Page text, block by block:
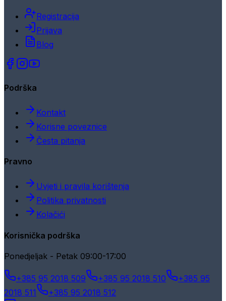
Registracija
Prijava
Blog
Podrška
Kontakt
Korisne poveznice
Česta pitanja
Pravno
Uvjeti i pravila korištenja
Politika privatnosti
Kolačići
Korisnička podrška
Ponedjeljak - Petak 09:00-17:00
+385 95 2018 509 +385 95 2018 510
+385 95
2018 511
+385 95 2018 512